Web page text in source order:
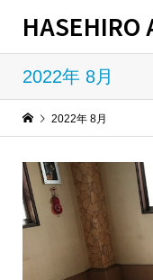
2022年 8月
2022年 8月